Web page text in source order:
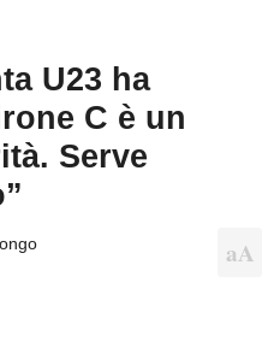
U23 ha
C è un
Serve